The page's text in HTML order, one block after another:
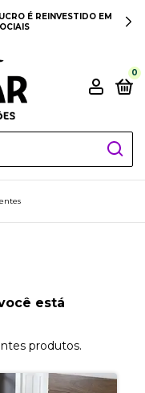
É REINVESTIDO EM
0
está
produtos.